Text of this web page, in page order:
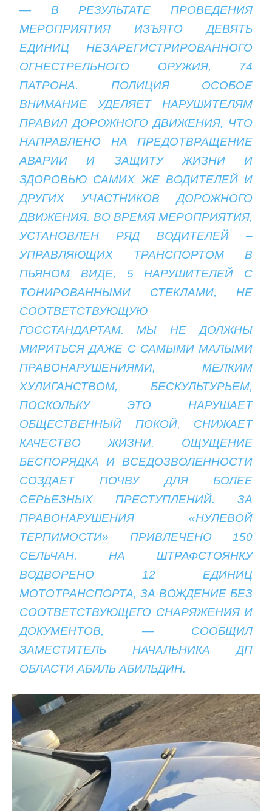
— В РЕЗУЛЬТАТЕ ПРОВЕДЕНИЯ
МЕРОПРИЯТИЯ ИЗЪЯТО ДЕВЯТЬ
ЕДИНИЦ НЕЗАРЕГИСТРИРОВАННОГО
ОГНЕСТРЕЛЬНОГО ОРУЖИЯ, 74
ПАТРОНА. ПОЛИЦИЯ ОСОБОЕ
ВНИМАНИЕ УДЕЛЯЕТ НАРУШИТЕЛЯМ
ПРАВИЛ ДОРОЖНОГО ДВИЖЕНИЯ, ЧТО
НАПРАВЛЕНО НА ПРЕДОТВРАЩЕНИЕ
АВАРИИ И ЗАЩИТУ ЖИЗНИ И
ЗДОРОВЬЮ САМИХ ЖЕ ВОДИТЕЛЕЙ И
ДРУГИХ УЧАСТНИКОВ ДОРОЖНОГО
ДВИЖЕНИЯ. ВО ВРЕМЯ МЕРОПРИЯТИЯ,
УСТАНОВЛЕН РЯД ВОДИТЕЛЕЙ –
УПРАВЛЯЮЩИХ ТРАНСПОРТОМ В
ПЬЯНОМ ВИДЕ, 5 НАРУШИТЕЛЕЙ С
ТОНИРОВАННЫМИ СТЕКЛАМИ, НЕ
СООТВЕТСТВУЮЩУЮ
ГОССТАНДАРТАМ. МЫ НЕ ДОЛЖНЫ
МИРИТЬСЯ ДАЖЕ С САМЫМИ МАЛЫМИ
ПРАВОНАРУШЕНИЯМИ, МЕЛКИМ
ХУЛИГАНСТВОМ, БЕСКУЛЬТУРЬЕМ,
ПОСКОЛЬКУ ЭТО НАРУШАЕТ
ОБЩЕСТВЕННЫЙ ПОКОЙ, СНИЖАЕТ
КАЧЕСТВО ЖИЗНИ. ОЩУЩЕНИЕ
БЕСПОРЯДКА И ВСЕДОЗВОЛЕННОСТИ
СОЗДАЕТ ПОЧВУ ДЛЯ БОЛЕЕ
СЕРЬЕЗНЫХ ПРЕСТУПЛЕНИЙ. ЗА
ПРАВОНАРУШЕНИЯ «НУЛЕВОЙ
ТЕРПИМОСТИ» ПРИВЛЕЧЕНО 150
СЕЛЬЧАН. НА ШТРАФСТОЯНКУ
ВОДВОРЕНО 12 ЕДИНИЦ
МОТОТРАНСПОРТА, ЗА ВОЖДЕНИЕ БЕЗ
СООТВЕТСТВУЮЩЕГО СНАРЯЖЕНИЯ И
ДОКУМЕНТОВ, — СООБЩИЛ
ЗАМЕСТИТЕЛЬ НАЧАЛЬНИКА ДП
ОБЛАСТИ АБИЛЬ АБИЛЬДИН.